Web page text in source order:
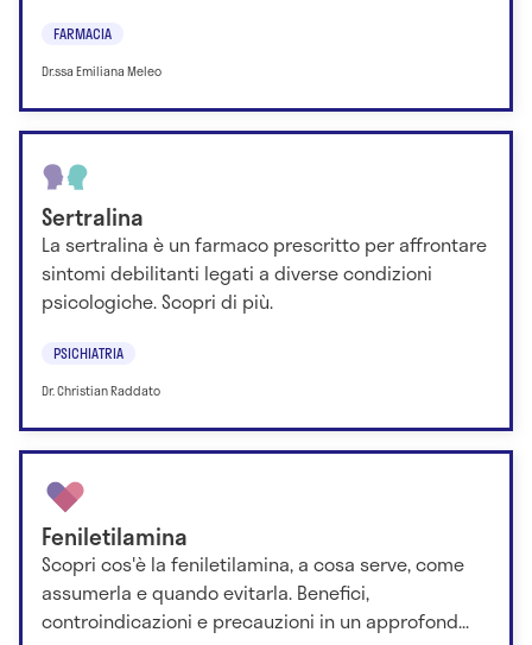
FARMACIA
Dr.ssa Emiliana Meleo
Sertralina
La sertralina è un farmaco prescritto per affrontare
sintomi debilitanti legati a diverse condizioni
psicologiche. Scopri di più.
PSICHIATRIA
Dr. Christian Raddato
Feniletilamina
Scopri cos'è la feniletilamina, a cosa serve, come
assumerla e quando evitarla. Benefici,
controindicazioni e precauzioni in un approfond...